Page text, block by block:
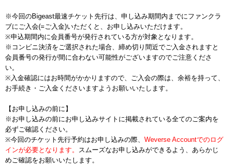
※今回のBigeast最速チケット先行は、申し込み期間内までにファンクラ
ブにご入会(=ご入金)いただくと、お申し込みいただけます。
※申込期間内に会員番号が発行されている方が対象となります。
※コンビニ決済をご選択された場合、締め切り間近でご入金されますと
会員番号の発行が間に合わない可能性がございますのでご注意くださ
い。
※入金確認にはお時間がかかりますので、ご入会の際は、余裕を持って、
お手続き・ご入金くださいますようお願いいたします。
【お申し込みの前に】
※お申し込みの前にお申し込みサイトに掲載されている全てのご案内を
必ずご確認ください。
※今回のチケット先行予約はお申し込みの際、 Weverse Accountでのログ
インが必要となります。 スムーズなお申し込みができるよう、あらかじ
めご確認をお願いいたします。